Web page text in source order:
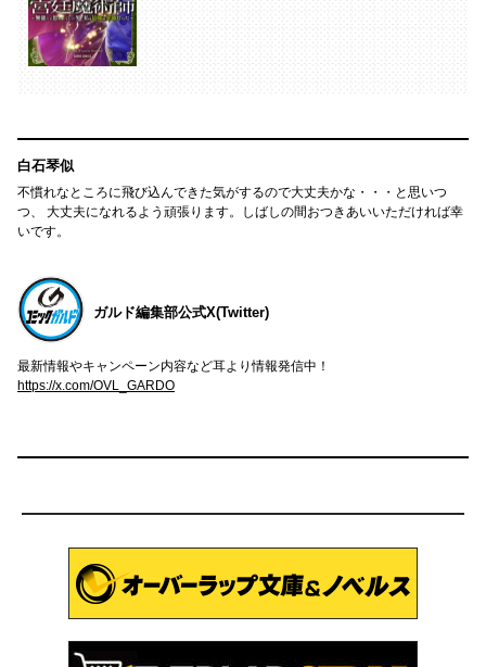
白石琴似
不慣れなところに飛び込んできた気がするので大丈夫かな・・・と思いつ
つ、 大丈夫になれるよう頑張ります。しばしの間おつきあいいただければ幸
いです。
ガルド編集部公式X(Twitter)
最新情報やキャンペーン内容など耳より情報発信中！
https://x.com/OVL_GARDO